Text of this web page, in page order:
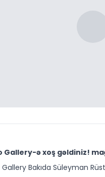
Gallery-ə xoş gəldiniz!
Gallery Bakıda Süleyman